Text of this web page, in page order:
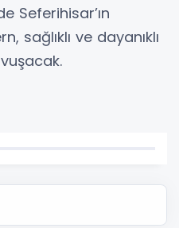
Seferihisar’ın
sağlıklı ve dayanıklı